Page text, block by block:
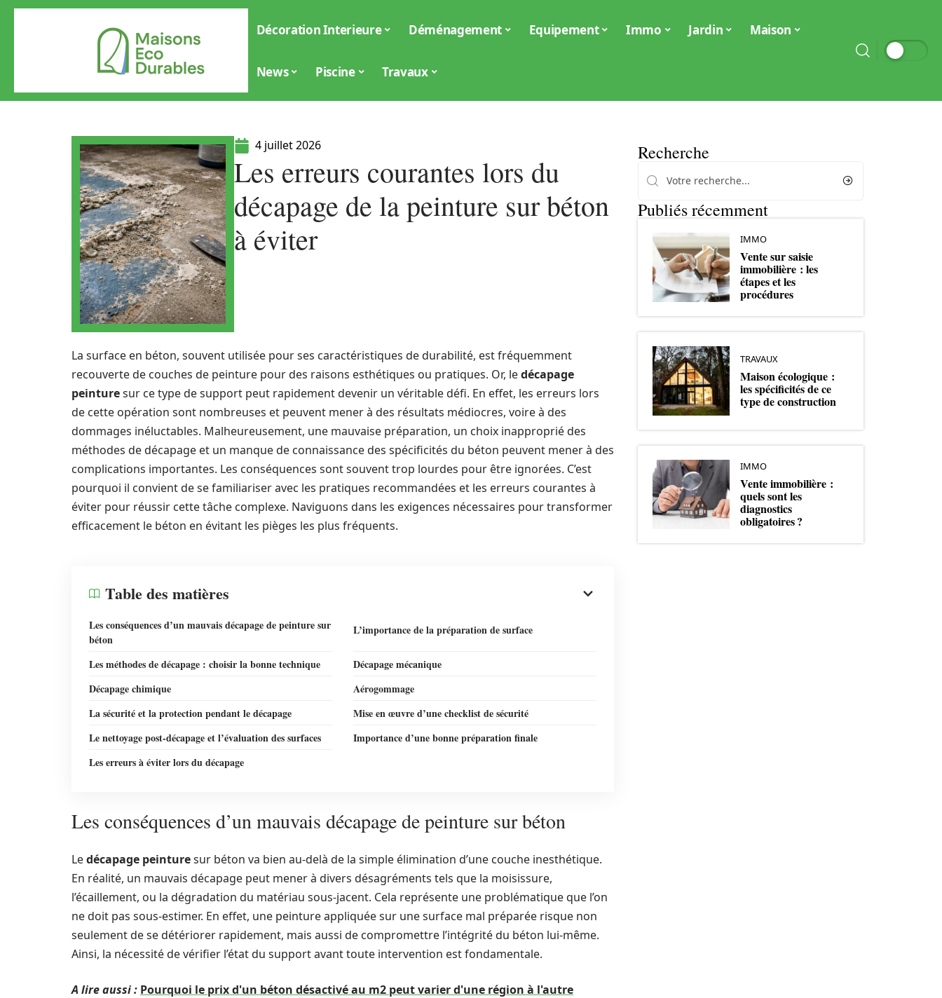
Décoration Interieure Déménagement Equipement Immo Jardin Maison
News Piscine Travaux
4 juillet 2026
Les erreurs courantes lors du
décapage de la peinture sur béton
à éviter
La surface en béton, souvent utilisée pour ses caractéristiques de durabilité, est fréquemment
recouverte de couches de peinture pour des raisons esthétiques ou pratiques. Or, ledécapage
peinturesur ce type de support peut rapidement devenir un véritable défi. En effet, les erreurs lors
de cette opération sont nombreuses et peuvent mener à des résultats médiocres, voire à des
dommages inéluctables. Malheureusement, une mauvaise préparation, un choix inapproprié des
méthodes de décapage et un manque de connaissance des spécificités du béton peuvent mener à des
complications importantes. Les conséquences sont souvent trop lourdes pour être ignorées. C’est
pourquoi il convient de se familiariser avec les pratiques recommandées et les erreurs courantes à
éviter pour réussir cette tâche complexe. Naviguons dans les exigences nécessaires pour transformer
efficacement le béton en évitant les pièges les plus fréquents.
Table des matières
Les conséquences d’un mauvais décapage de peinture sur
béton
L’importance de la préparation de surface
Les méthodes de décapage : choisir la bonne technique
Décapage mécanique
Décapage chimique
Aérogommage
La sécurité et la protection pendant le décapage
Mise en œuvre d’une checklist de sécurité
Le nettoyage post-décapage et l’évaluation des surfaces
Importance d’une bonne préparation finale
Les erreurs à éviter lors du décapage
Les conséquences d’un mauvais décapage de peinture sur béton
Ledécapage peinturesur béton va bien au-delà de la simple élimination d’une couche inesthétique.
En réalité, un mauvais décapage peut mener à divers désagréments tels que la moisissure,
l’écaillement, ou la dégradation du matériau sous-jacent. Cela représente une problématique que l’on
ne doit pas sous-estimer. En effet, une peinture appliquée sur une surface mal préparée risque non
seulement de se détériorer rapidement, mais aussi de compromettre l’intégrité du béton lui-même.
Ainsi, la nécessité de vérifier l’état du support avant toute intervention est fondamentale.
A lire aussi : Pourquoi le prix d'un béton désactivé au m2 peut varier d'une région à l'autre
Recherche
Publiés récemment
IMMO
Vente sur saisie
immobilière : les
étapes et les
procédures
TRAVAUX
Maison écologique :
les spécificités de ce
type de construction
IMMO
Vente immobilière :
quels sont les
diagnostics
obligatoires ?